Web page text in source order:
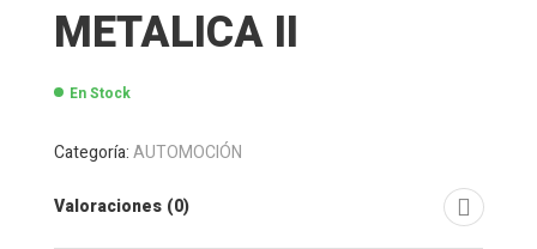
METALICA II
En Stock
Categoría:AUTOMOCIÓN
Valoraciones (0)